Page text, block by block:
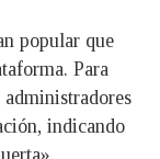
popular que
Para
indicando